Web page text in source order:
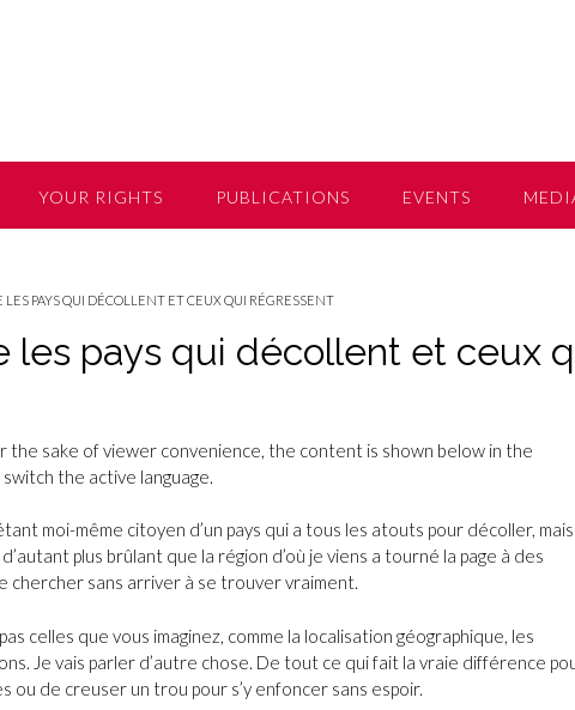
YOUR RIGHTS PUBLICATIONS EVENTS
PAYS QUI DÉCOLLENT ET CEUX QUI RÉGRESSENT
les pays qui décollent et ceux
the sake of viewer convenience, the content is shown below in the
the active language.
moi-même citoyen d’un pays qui a tous les atouts pour décoller,
plus brûlant que la région d’où je viens a tourné la page à des
chercher sans arriver à se trouver vraiment.
celles que vous imaginez, comme la localisation géographique, les
Je vais parler d’autre chose. De tout ce qui fait la vraie différence
de creuser un trou pour s’y enfoncer sans espoir.